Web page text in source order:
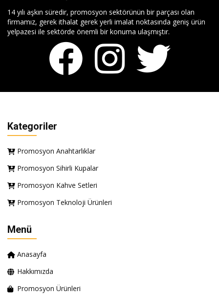
14 yılı aşkın süredir, promosyon sektörünün bir parçası olan
firmamız, gerek ithalat gerek yerli imalat noktasında geniş ürün
yelpazesi ile sektörde önemli bir konuma ulaşmıştır.
Kategoriler
Promosyon Anahtarlıklar
Promosyon Sihirli Kupalar
Promosyon Kahve Setleri
Promosyon Teknoloji Ürünleri
Menü
Anasayfa
Hakkımızda
Promosyon Ürünleri